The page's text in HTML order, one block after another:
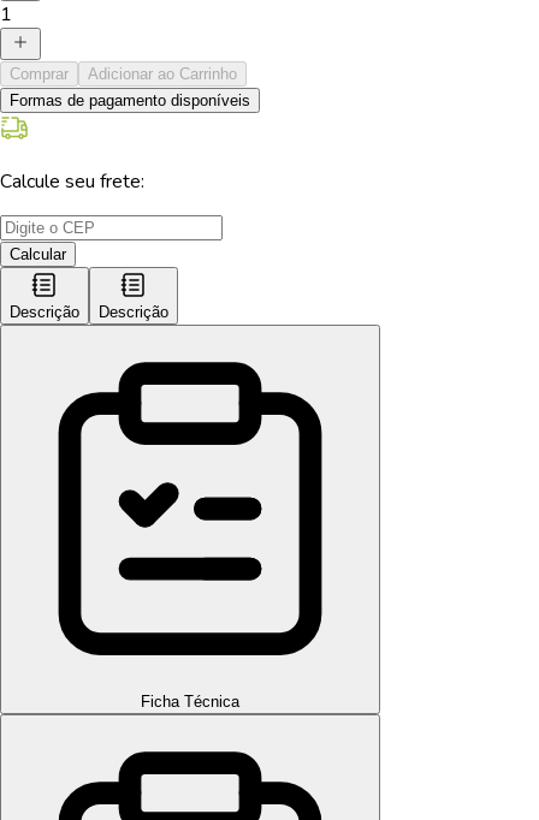
1
Comprar
Adicionar ao Carrinho
Formas de pagamento disponíveis
Calcule seu frete:
Calcular
Descrição Descrição
Ficha Técnica